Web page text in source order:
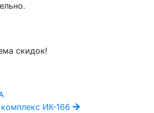
скидок!
ИК-166